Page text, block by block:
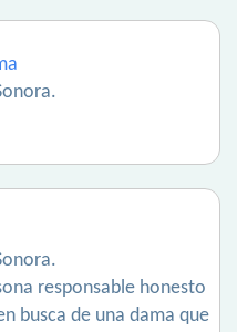
responsable honesto
busca de una dama que